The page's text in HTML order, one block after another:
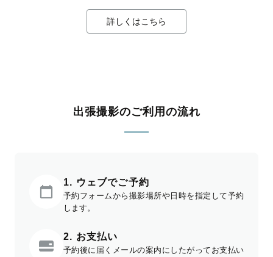
詳しくはこちら
出張撮影のご利用の流れ
1. ウェブでご予約
予約フォームから撮影場所や日時を指定して予約
します。
2. お支払い
予約後に届くメールの案内にしたがってお支払い